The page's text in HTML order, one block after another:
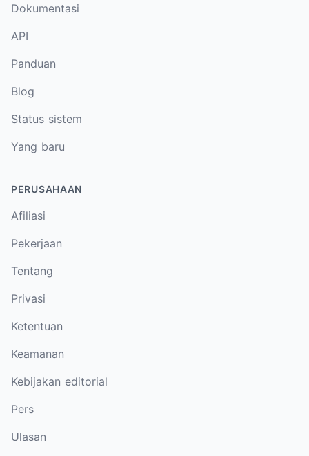
Dokumentasi
API
Panduan
Blog
Status sistem
Yang baru
PERUSAHAAN
Afiliasi
Pekerjaan
Tentang
Privasi
Ketentuan
Keamanan
Kebijakan editorial
Pers
Ulasan